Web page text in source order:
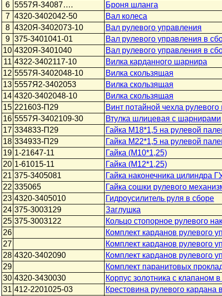
6 5557Я-34087….
Броня шланга
7 4320-3402042-50
Вал колеса
8 4320Я-3402073-10
Вал рулевого управления
9 375-3401041-01
Вал рулевого управления в
10 4320Я-3401040
Вал рулевого управления в
11 4322-3402117-10
Вилка карданного шарнира
12 5557Я-3402048-10
Вилка скользящая
13 5557Я2-3402053
Вилка скользящая
14 4320-3402048-10
Вилка скользящая
15 221603-П29
Винт потайной чехла рулевого
16 5557Я-3402109-30
Втулка шлицевая с шарнирами
17 334833-П29
Гайка М18*1,5 на рулевой
18 334933-П29
Гайка М22*1,5 на рулевой
19 1-21647-11
Гайка (М10*1,25)
20 1-61015-11
Гайка (М12*1,25)
21 375-3405081
Гайка наконечника цилиндра
22 335065
Гайка сошки рулевого
23 4320-3405010
Гидроусилитель руля в сборе
24 375-3003129
Заглушка
25 375-3003122
Кольцо стопорное рулевого
26
Комплект карданов рулевого
27
Комплект карданов рулевого
28 4320-3402090
Комплект карданов рулевого
29
Комплект паранитовых
30 4320-3430030
Корпус золотника с клапаном
31 412-2201025-03
Крестовина рулевого кардана